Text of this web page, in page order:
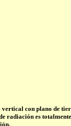
con plano de
radiación es